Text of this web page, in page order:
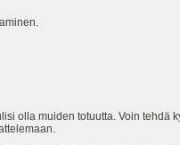
olla muiden totuutta. Voin tehdä